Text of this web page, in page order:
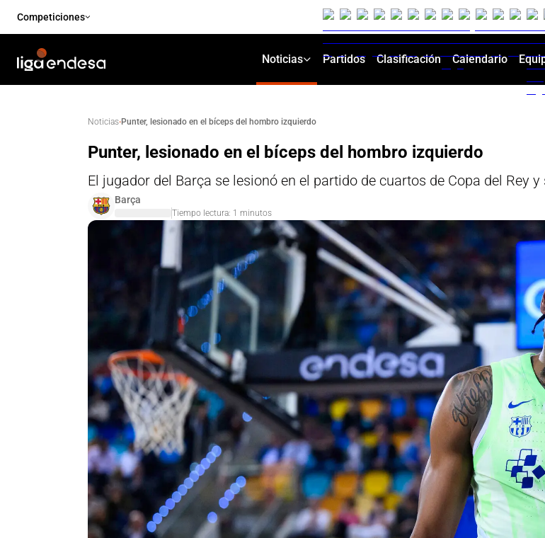
Competiciones
Noticias Partidos Clasificación Calendario
Noticias·Punter, lesionado en el bíceps del hombro izquierdo
Punter, lesionado en el bíceps del hombro izquierdo
El jugador del Barça se lesionó en el partido de cuartos de Copa del Rey
Barça
Tiempo lectura: 1 minutos